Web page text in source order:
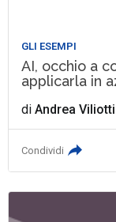
GLI ESEMPI
AI, occhio a
applicarla in
diAndrea Viliotti
Condividi